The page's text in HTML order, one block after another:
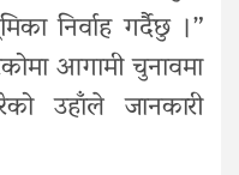
निर्वाह गर्दैछु ।”
आगामी चुनावमा
उहाँले जानकारी